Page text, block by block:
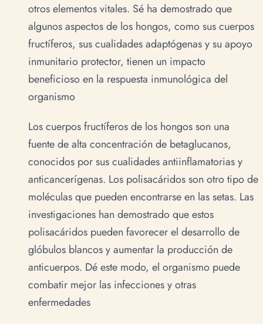
otros elementos vitales. Sé ha demostrado que
algunos aspectos de los hongos, como sus cuerpos
fructíferos, sus cualidades adaptógenas y su apoyo
inmunitario protector, tienen un impacto
beneficioso en la respuesta inmunológica del
organismo
Los cuerpos fructíferos de los hongos son una
fuente de alta concentración de betaglucanos,
conocidos por sus cualidades antiinflamatorias y
anticancerígenas. Los polisacáridos son otro tipo de
moléculas que pueden encontrarse en las setas. Las
investigaciones han demostrado que estos
polisacáridos pueden favorecer el desarrollo de
glóbulos blancos y aumentar la producción de
anticuerpos. Dé este modo, el organismo puede
combatir mejor las infecciones y otras
enfermedades